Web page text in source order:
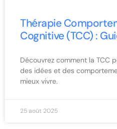
Thérapie
Cognitive (TCC) :
Découvrez comment la TCC
des idées et des
mieux vivre.
25 août 2025